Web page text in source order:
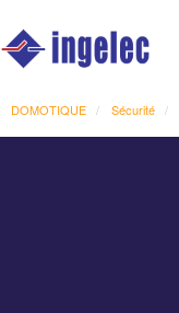
DOMOTIQUE Sécurité